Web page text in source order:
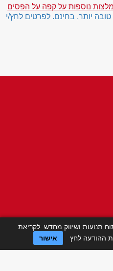
נוספות על קפה על הפסים
יותר, בחינם. לפרטים לחץ/י
Click a
תנועות ושיווק מחדש. לקריאת
ההודעה לחץ אישור